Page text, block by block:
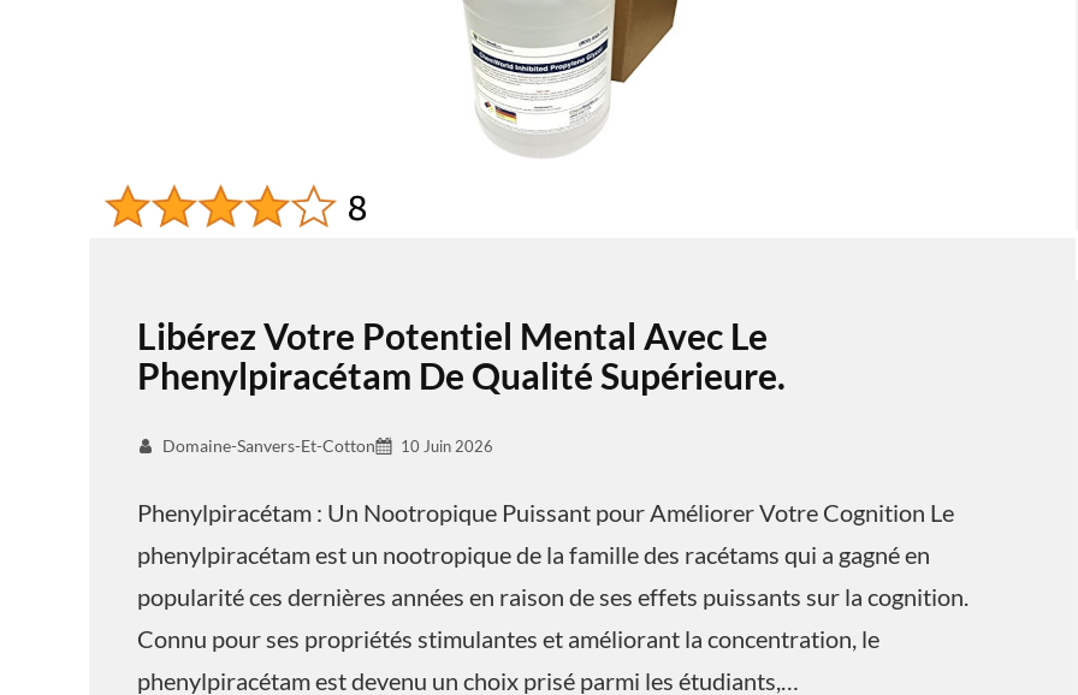
Libérez Votre Potentiel Mental Avec Le
Phenylpiracétam De Qualité Supérieure.
Domaine-Sanvers-Et-Cotton 10 Juin 2026
Phenylpiracétam : Un Nootropique Puissant pour Améliorer Votre Cognition Le
phenylpiracétam est un nootropique de la famille des racétams qui a gagné en
popularité ces dernières années en raison de ses effets puissants sur la cognition.
Connu pour ses propriétés stimulantes et améliorant la concentration, le
phenylpiracétam est devenu un choix prisé parmi les étudiants,…